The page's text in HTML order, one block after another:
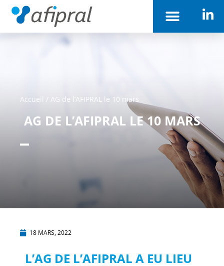
Accueil / AG de l’AFIPRAL le 10 mars
AG DE L’AFIPRAL LE 10 MARS
18 MARS, 2022
L’AG DE L’AFIPRAL A EU LIEU